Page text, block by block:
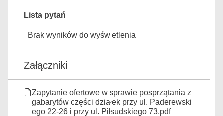
Lista pytań
Brak wyników do wyświetlenia
Załączniki
Zapytanie ofertowe w sprawie posprzątania z
gabarytów części działek przy ul. Paderewski
ego 22-26 i przy ul. Piłsudskiego 73.pdf